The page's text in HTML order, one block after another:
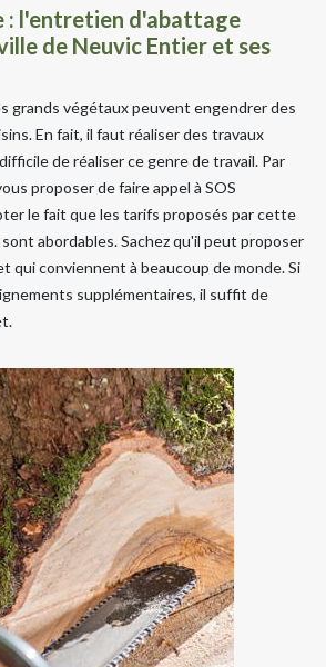
: l'entretien d'abattage
de Neuvic Entier et ses
grands végétaux peuvent engendrer des
En fait, il faut réaliser des travaux
de réaliser ce genre de travail. Par
proposer de faire appel à SOS
le fait que les tarifs proposés par cette
abordables. Sachez qu'il peut proposer
qui conviennent à beaucoup de monde. Si
supplémentaires, il suffit de